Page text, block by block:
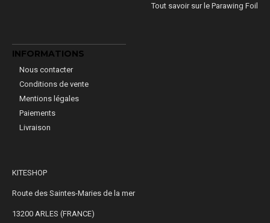
Tout savoir sur le Parawing Foil
INFORMATIONS
Nous contacter
Conditions de vente
Mentions légales
Paiements
Livraison
KITESHOP
Route des Saintes-Maries de la mer
13200 ARLES (FRANCE)